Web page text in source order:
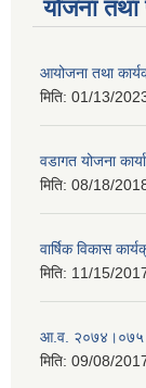
योजना तथा
आयोजना तथा
मिति: 01/13/
वडागत योजना
मिति: 08/18/
वार्षिक विकास
मिति: 11/15/
आ.व. २०७४।०७५
मिति: 09/08/